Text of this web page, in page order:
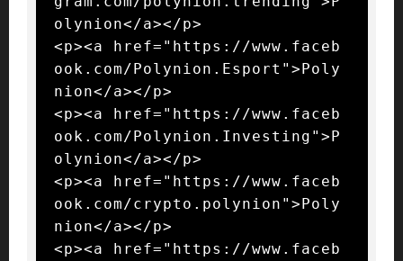
olynion</a></p>
<p><a href="https://www.faceb
ook.com/Polynion.Esport">Poly
nion</a></p>
<p><a href="https://www.faceb
ook.com/Polynion.Investing">P
olynion</a></p>
<p><a href="https://www.faceb
ook.com/crypto.polynion">Poly
nion</a></p>
<p><a href="https://www.faceb